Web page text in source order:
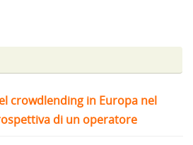
crowdlending in Europa nel
di un operatore